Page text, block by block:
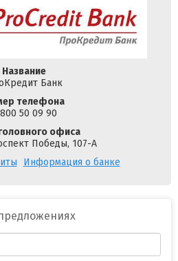
Название
Банк
телефона
50 09 90
офиса
Победы, 107-А
Информация о банке